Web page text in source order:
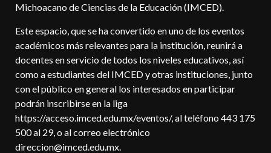
Michoacano de Ciencias de la Educación (IMCED).
Este espacio, que se ha convertido en uno de los eventos
académicos más relevantes para la institución, reunirá a
docentes en servicio de todos los niveles educativos, así
como a estudiantes del IMCED y otras instituciones, junto
con el público en general los interesados en participar
podrán inscribirse en la liga
https://acceso.imced.edu.mx/eventos/, al teléfono 443 175
500 al 29, o al correo electrónico
direccion@imced.edu.mx.